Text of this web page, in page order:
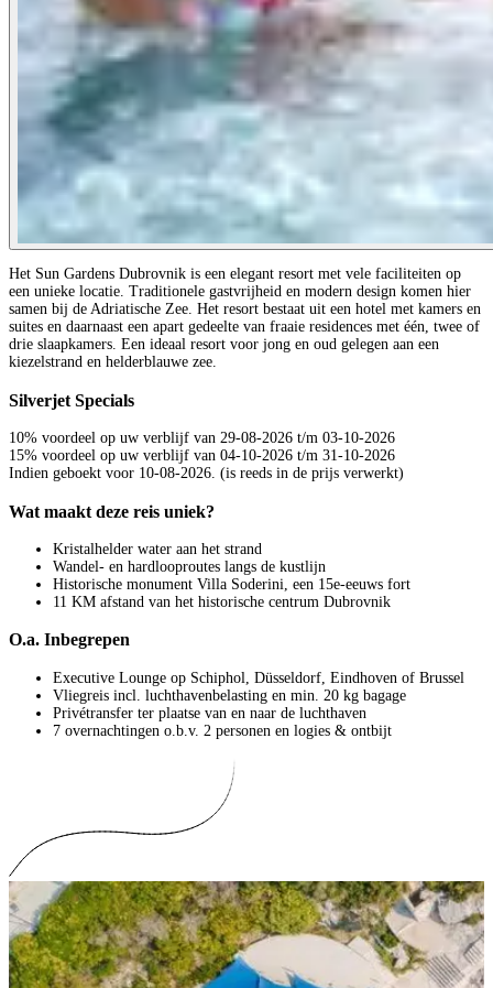
Het Sun Gardens Dubrovnik is een elegant resort met vele faciliteiten op
een unieke locatie. Traditionele gastvrijheid en modern design komen hier
samen bij de Adriatische Zee. Het resort bestaat uit een hotel met kamers en
suites en daarnaast een apart gedeelte van fraaie residences met één, twee of
drie slaapkamers. Een ideaal resort voor jong en oud gelegen aan een
kiezelstrand en helderblauwe zee.
Silverjet Specials
10% voordeel op uw verblijf van 29-08-2026 t/m 03-10-2026
15% voordeel op uw verblijf van 04-10-2026 t/m 31-10-2026
Indien geboekt voor 10-08-2026. (is reeds in de prijs verwerkt)
Wat maakt deze reis uniek?
Kristalhelder water aan het strand
Wandel- en hardlooproutes langs de kustlijn
Historische monument Villa Soderini, een 15e-eeuws fort
11 KM afstand van het historische centrum Dubrovnik
O.a. Inbegrepen
Executive Lounge op Schiphol, Düsseldorf, Eindhoven of Brussel
Vliegreis incl. luchthavenbelasting en min. 20 kg bagage
Privétransfer ter plaatse van en naar de luchthaven
7 overnachtingen o.b.v. 2 personen en logies & ontbijt